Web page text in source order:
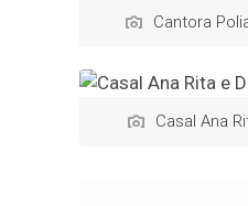
Cantora
Casal Ana